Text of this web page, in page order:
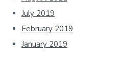
July 2019
February 2019
January 2019